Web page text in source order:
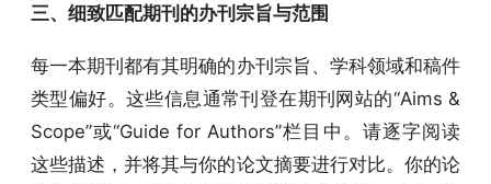
三、细致匹配期刊的办刊宗旨与范围
每一本期刊都有其明确的办刊宗旨、学科领域和稿件
类型偏好。这些信息通常刊登在期刊网站的“Aims &
Scope”或“Guide for Authors”栏目中。请逐字阅读
这些描述，并将其与你的论文摘要进行对比。你的论